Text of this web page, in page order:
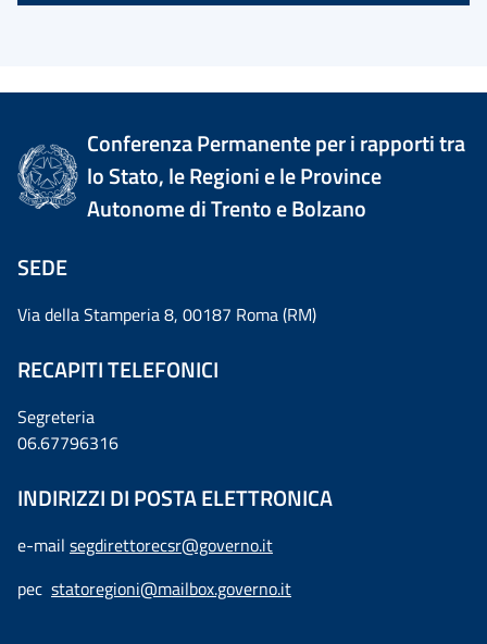
Conferenza Permanente per i rapporti tra
lo Stato, le Regioni e le Province
Autonome di Trento e Bolzano
SEDE
Via della Stamperia 8, 00187 Roma (RM)
RECAPITI TELEFONICI
Segreteria
06.67796316
INDIRIZZI DI POSTA ELETTRONICA
e-mail segdirettorecsr@governo.it
pec statoregioni@mailbox.governo.it